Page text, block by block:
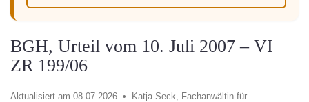
BGH, Urteil vom 10. Juli 2007 – VI
ZR 199/06
Aktualisiert am 08.07.2026 •
Katja Seck, Fachanwältin für